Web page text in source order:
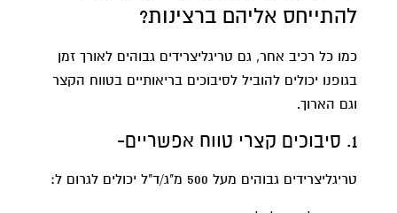
להתייחס אליהם ברצינות?
כמו כל רכיב אחר, גם טריגליצרידים גבוהים לאורך זמן
בגופנו יכולים להוביל לסיבוכים בריאותיים בטווח הקצר
וגם הארוך.
1. סיבוכים קצרי טווח אפשריים-
טריגליצרידים גבוהים מעל 500 מ"ג/ד"ל יכולים לגרום ל: